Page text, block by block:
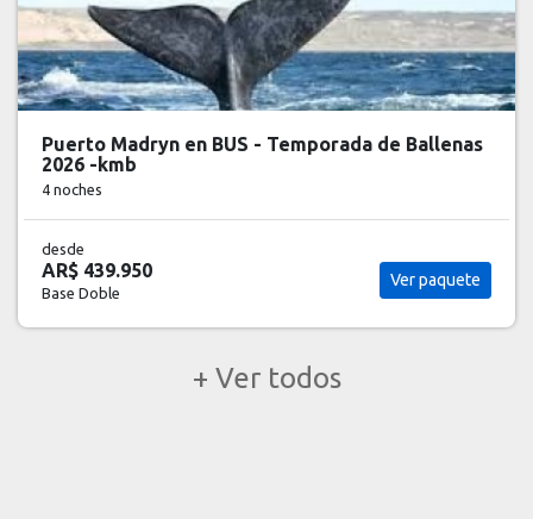
Puerto Madryn en BUS - Temporada de Ballenas
2026 -kmb
4 noches
desde
AR$ 439.950
Base Doble
Ver paquete
+ Ver todos